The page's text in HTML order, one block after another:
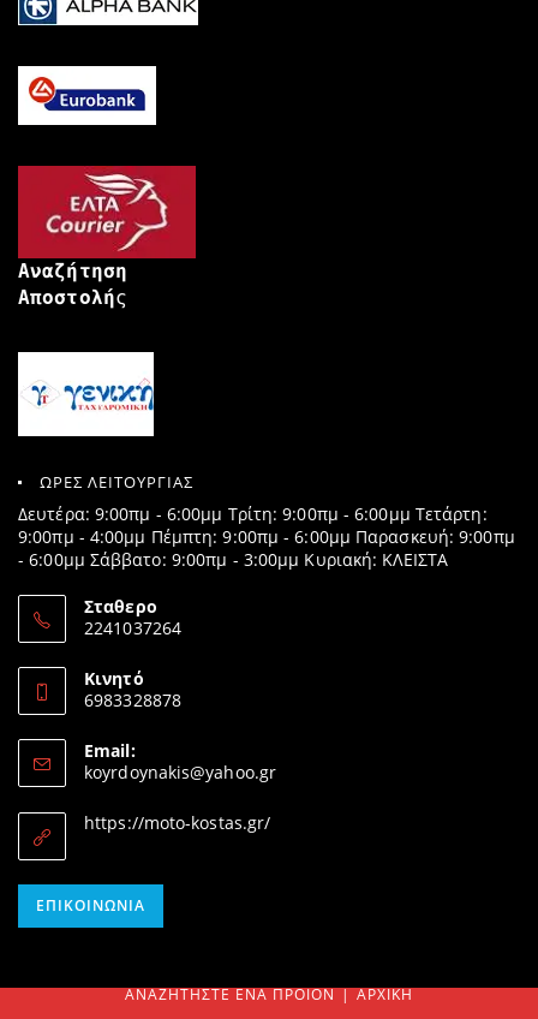
Αναζήτηση
Αποστολής
ΩΡΕΣ ΛΕΙΤΟΥΡΓΙΑΣ
Δευτέρα: 9:00πμ - 6:00μμ Τρίτη: 9:00πμ - 6:00μμ Τετάρτη:
9:00πμ - 4:00μμ Πέμπτη: 9:00πμ - 6:00μμ Παρασκευή: 9:00πμ
- 6:00μμ Σάββατο: 9:00πμ - 3:00μμ Κυριακή: ΚΛΕΙΣΤΑ
Σταθερο
2241037264
in
your
Κινητό
6983328878
in
your
application
Email:
koyrdoynakis@yahoo.grOpens
https://moto-kostas.gr/
ΕΠΙΚΟΙΝΩΝΊΑ
ΑΝΑΖΗΤΉΣΤΕ ΈΝΑ ΠΡΟΊΟΝ
SEARCH ΑΡΧΙΚΉ